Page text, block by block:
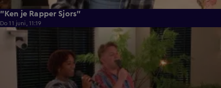
"Ken je Rapper Sjors"
Do 11 juni, 11:19
0:39